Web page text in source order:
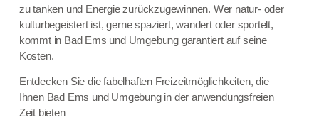
zu tanken und Energie zurückzugewinnen. Wer natur- oder
kulturbegeistert ist, gerne spaziert, wandert oder sportelt,
kommt in Bad Ems und Umgebung garantiert auf seine
Kosten.
Entdecken Sie die fabelhaften Freizeitmöglichkeiten, die
Ihnen Bad Ems und Umgebung in der anwendungsfreien
Zeit bieten